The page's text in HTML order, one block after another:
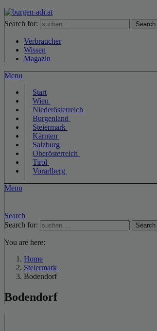
Search for: Search
Verbraucher
Wissen
Magazin
Menu
Start
Wien
Niederösterreich
Burgenland
Steiermark
Kärnten
Salzburg
Oberösterreich
Tirol
Vorarlberg
Menu
Search
Search for:
Search
You are here:
Home
Steiermark
Bodendorf
Bodendorf